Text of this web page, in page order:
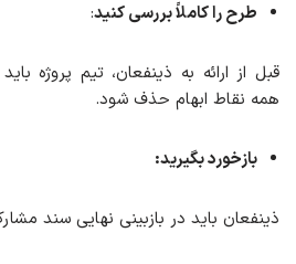
طرح را کاملاً بررسی کنید:
قبل از ارائه به ذینفعان، تیم پروژه
همه نقاط ابهام حذف شود.
بازخورد بگیرید:
ذینفعان باید در بازبینی نهایی سند